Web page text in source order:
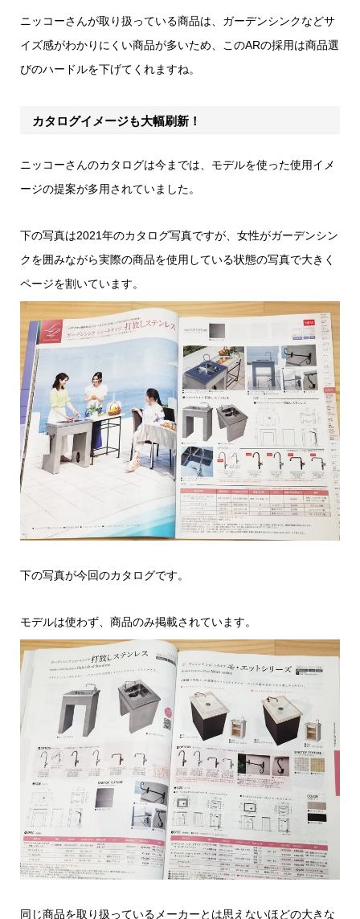
ニッコーさんが取り扱っている商品は、ガーデンシンクなどサ
イズ感がわかりにくい商品が多いため、このARの採用は商品選
びのハードルを下げてくれますね。
カタログイメージも大幅刷新！
ニッコーさんのカタログは今までは、モデルを使った使用イメ
ージの提案が多用されていました。
下の写真は2021年のカタログ写真ですが、女性がガーデンシン
クを囲みながら実際の商品を使用している状態の写真で大きく
ページを割いています。
下の写真が今回のカタログです。
モデルは使わず、商品のみ掲載されています。
同じ商品を取り扱っているメーカーとは思えないほどの大きな